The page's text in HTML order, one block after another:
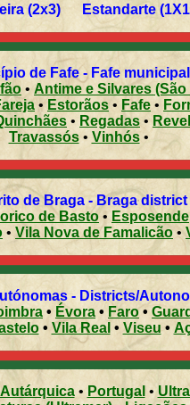
(2x3) Estandarte
de Fafe - Fafe
• Antime e Silvares (São
• Estorãos • Fafe •
• Regadas •
Travassós• Vinhós•
de Braga - Braga
Celorico de Basto • Esposende
• Vila Nova de Famalicão•
Regiões Autónomas - Districts/
• Évora • Faro•
• Vila Real • Viseu •
• Portugal •